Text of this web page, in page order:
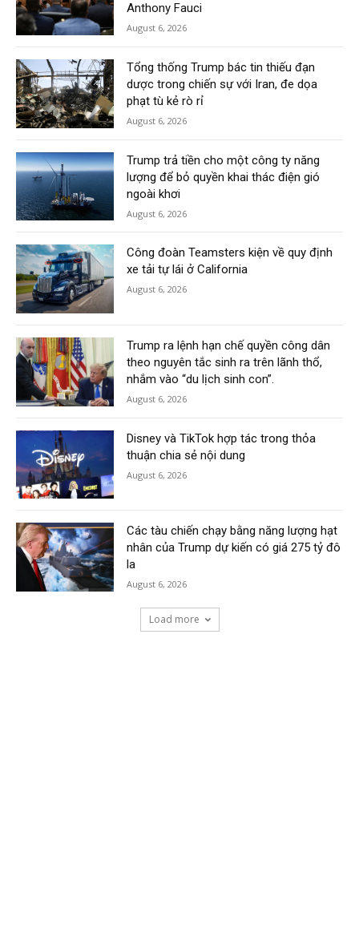
Anthony Fauci
August 6, 2026
Tổng thống Trump bác tin thiếu đạn
dược trong chiến sự với Iran, đe dọa
phạt tù kẻ rò rỉ
August 6, 2026
Trump trả tiền cho một công ty năng
lượng để bỏ quyền khai thác điện gió
ngoài khơi
August 6, 2026
Công đoàn Teamsters kiện về quy định
xe tải tự lái ở California
August 6, 2026
Trump ra lệnh hạn chế quyền công dân
theo nguyên tắc sinh ra trên lãnh thổ,
nhắm vào “du lịch sinh con”.
August 6, 2026
Disney và TikTok hợp tác trong thỏa
thuận chia sẻ nội dung
August 6, 2026
Các tàu chiến chạy bằng năng lượng hạt
nhân của Trump dự kiến có giá 275 tỷ đô
la
August 6, 2026
Load more